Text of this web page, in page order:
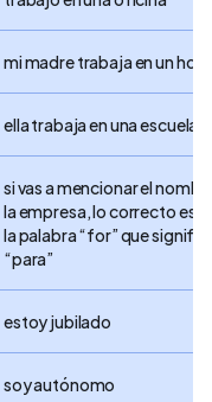
mi madre trabaja en un
ella trabaja en una escuela
si vas a mencionar el
la empresa, lo correcto es
la palabra “for” que
“para”
estoy jubilado
soy autónomo